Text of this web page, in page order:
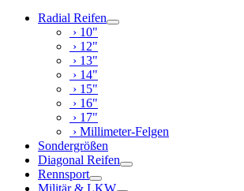
Radial Reifen
› 10"
› 12"
› 13"
› 14"
› 15"
› 16"
› 17"
› Millimeter-Felgen
Sondergrößen
Diagonal Reifen
Rennsport